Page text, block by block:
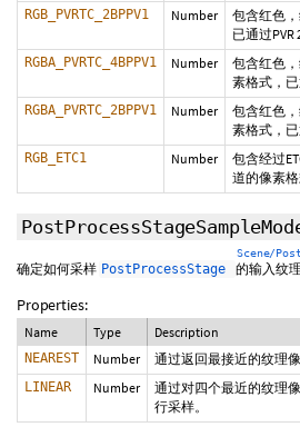
RGB_PVRTC_2BPPV1 Number
包含红色
已通过PVR
RGBA_PVRTC_4BPPV1 Number
包含红色
素格式，已
RGBA_PVRTC_2BPPV1 Number
包含红色
素格式，已
RGB_ETC1 Number
包含经过
道的像素格
Scene/
确定如何采样 PostProcessStage 的输入纹理
Properties:
Name Type Description
NEAREST Number 通过返回最接近的纹理
LINEAR Number
通过对四个最近的纹理
行采样。